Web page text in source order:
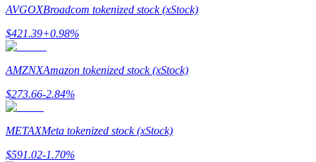
Polecaj
Zaproś przyjaciela, aby otrzymać nagrody pieniężne
AVGOXBroadcom tokenized stock (xStock)
$421.39+0.98%
AMZNXAmazon tokenized stock (xStock)
$273.66-2.84%
METAXMeta tokenized stock (xStock)
$591.02-1.70%